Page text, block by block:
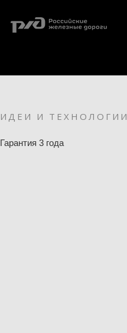
ИДЕИ И ТЕХНОЛОГИИ
Гарантия 3 года